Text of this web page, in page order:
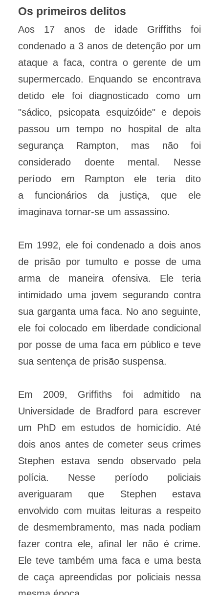
Os primeiros delitos
Aos 17 anos de idade Griffiths foi
condenado a 3 anos de detenção por um
ataque a faca, contra o gerente de um
supermercado. Enquando se encontrava
detido ele foi diagnosticado como um
"sádico, psicopata esquizóide" e depois
passou um tempo no hospital de alta
segurança Rampton, mas não foi
considerado doente mental. Nesse
período em Rampton ele teria dito
a funcionários da justiça, que ele
imaginava tornar-se um assassino.
Em 1992, ele foi condenado a dois anos
de prisão por tumulto e posse de uma
arma de maneira ofensiva. Ele teria
intimidado uma jovem segurando contra
sua garganta uma faca. No ano seguinte,
ele foi colocado em liberdade condicional
por posse de uma faca em público e teve
sua sentença de prisão suspensa.
Em 2009, Griffiths foi admitido na
Universidade de Bradford para escrever
um PhD em estudos de homicídio. Até
dois anos antes de cometer seus crimes
Stephen estava sendo observado pela
polícia. Nesse período policiais
averiguaram que Stephen estava
envolvido com muitas leituras a respeito
de desmembramento, mas nada podiam
fazer contra ele, afinal ler não é crime.
Ele teve também uma faca e uma besta
de caça apreendidas por policiais nessa